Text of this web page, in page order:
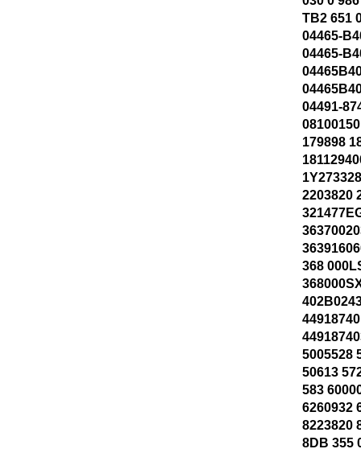
TB2 651
04465-
04465-
04491-
179898
2203820
368
5005528
50613
583
6260932
8223820
8DB 355